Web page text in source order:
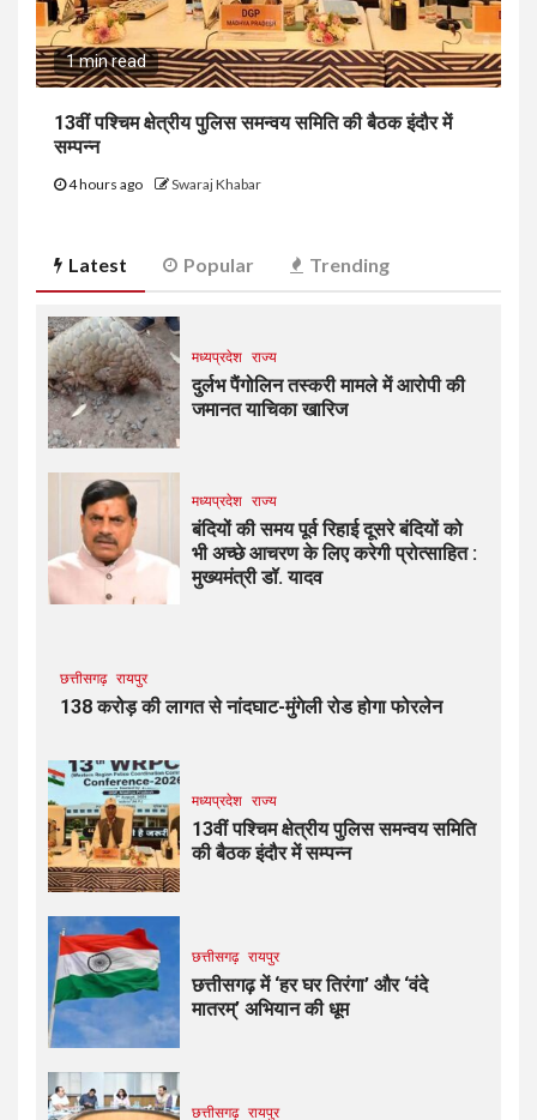
1 min read
13वीं पश्चिम क्षेत्रीय पुलिस समन्वय समिति की बैठक इंदौर में
सम्पन्न
4 hours ago Swaraj Khabar
Latest Popular Trending
मध्यप्रदेश राज्य
दुर्लभ पैंगोलिन तस्करी मामले में आरोपी की
जमानत याचिका खारिज
मध्यप्रदेश राज्य
बंदियों की समय पूर्व रिहाई दूसरे बंदियों को
भी अच्छे आचरण के लिए करेगी प्रोत्साहित :
मुख्यमंत्री डॉ. यादव
छत्तीसगढ़ रायपुर
138 करोड़ की लागत से नांदघाट-मुंगेली रोड होगा फोरलेन
मध्यप्रदेश राज्य
13वीं पश्चिम क्षेत्रीय पुलिस समन्वय समिति
की बैठक इंदौर में सम्पन्न
छत्तीसगढ़ रायपुर
छत्तीसगढ़ में ‘हर घर तिरंगा’ और ‘वंदे
मातरम्’ अभियान की धूम
छत्तीसगढ़ रायपुर